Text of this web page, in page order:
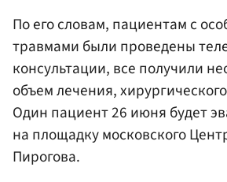
По его словам, пациентам с
травмами были проведены
консультации, все получили
объем лечения,
Один пациент 26 июня будет
на площадку московского
Пирогова.